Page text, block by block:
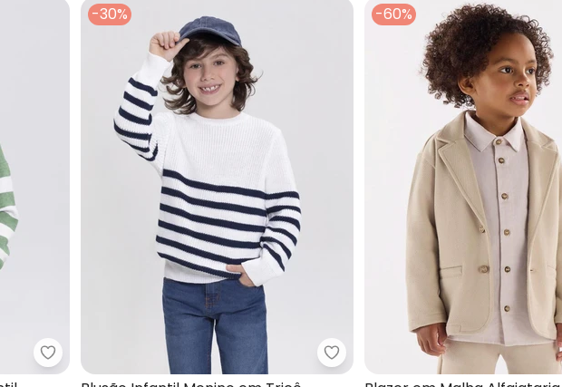
Alakazoo - Blusão Listrado de Tricô Infantil Menino (Verde)
-30%
Alakazoo - Blusão Infantil
-60%